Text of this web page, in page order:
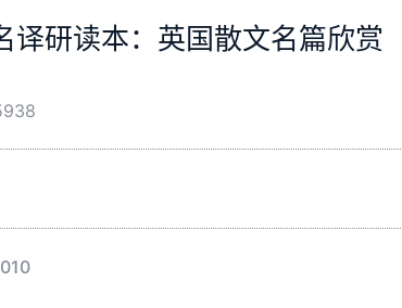
译研读本：英国散文名篇欣赏